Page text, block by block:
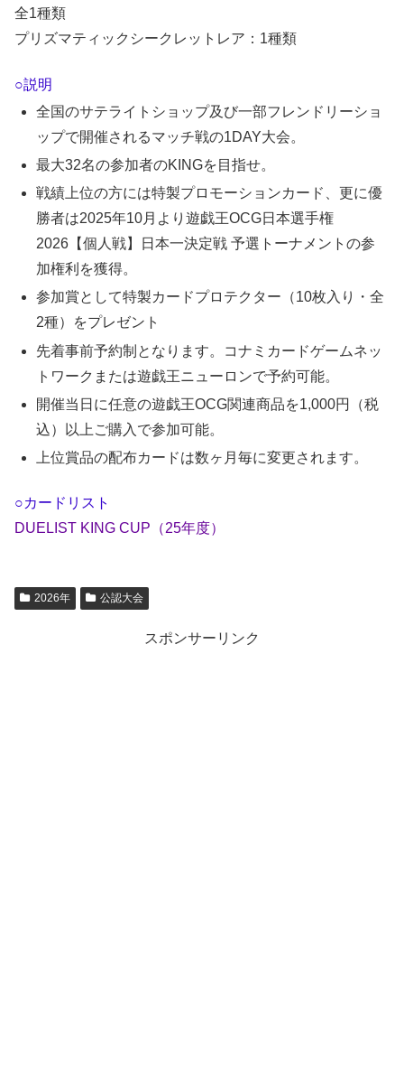
全1種類
プリズマティックシークレットレア：1種類
○説明
全国のサテライトショップ及び一部フレンドリーショ
ップで開催されるマッチ戦の1DAY大会。
最大32名の参加者のKINGを目指せ。
戦績上位の方には特製プロモーションカード、更に優
勝者は2025年10月より遊戯王OCG日本選手権
2026【個人戦】日本一決定戦 予選トーナメントの参
加権利を獲得。
参加賞として特製カードプロテクター（10枚入り・全
2種）をプレゼント
先着事前予約制となります。コナミカードゲームネッ
トワークまたは遊戯王ニューロンで予約可能。
開催当日に任意の遊戯王OCG関連商品を1,000円（税
込）以上ご購入で参加可能。
上位賞品の配布カードは数ヶ月毎に変更されます。
○カードリスト
DUELIST KING CUP（25年度）
2026年 公認大会
スポンサーリンク